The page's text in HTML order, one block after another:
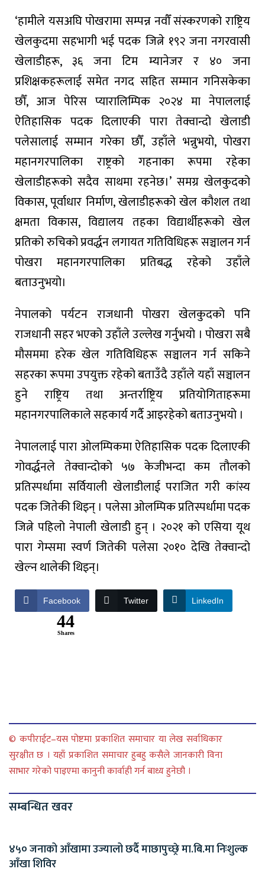
‘हामीले यसअघि पोखरामा सम्पन्न नवौँ संस्करणको राष्ट्रिय
खेलकुदमा सहभागी भई पदक जित्ने १९२ जना नगरवासी
खेलाडीहरू, ३६ जना टिम म्यानेजर र ४० जना
प्रशिक्षकहरूलाई समेत नगद सहित सम्मान गनिसकेका
छौँ, आज पेरिस प्यारालिम्पिक २०२४ मा नेपाललाई
ऐतिहासिक पदक दिलाएकी पारा तेक्वान्दो खेलाडी
पलेसालाई सम्मान गरेका छौँ, उहाँले भन्नुभयो, पोखरा
महानगरपालिका राष्ट्रको गहनाका रूपमा रहेका
खेलाडीहरूको सदैव साथमा रहनेछ।’ समग्र खेलकुदको
विकास, पूर्वाधार निर्माण, खेलाडीहरूको खेल कौशल तथा
क्षमता विकास, विद्यालय तहका विद्यार्थीहरूको खेल
प्रतिको रुचिको प्रवर्द्धन लगायत गतिविधिहरू सञ्चालन गर्न
पोखरा महानगरपालिका प्रतिबद्ध रहेको उहाँले
बताउनुभयो।
नेपालको पर्यटन राजधानी पोखरा खेलकुदको पनि
राजधानी सहर भएको उहाँले उल्लेख गर्नुभयो । पोखरा सबै
मौसममा हरेक खेल गतिविधिहरू सञ्चालन गर्न सकिने
सहरका रूपमा उपयुक्त रहेको बताउँदै उहाँले यहाँ सञ्चालन
हुने राष्ट्रिय तथा अन्तर्राष्ट्रिय प्रतियोगिताहरूमा
महानगरपालिकाले सहकार्य गर्दै आइरहेको बताउनुभयो ।
नेपाललाई पारा ओलम्पिकमा ऐतिहासिक पदक दिलाएकी
गोवर्द्धनले तेक्वान्दोको ५७ केजीभन्दा कम तौलको
प्रतिस्पर्धामा सर्वियाली खेलाडीलाई पराजित गरी कांस्य
पदक जितेकी थिइन् । पलेसा ओलम्पिक प्रतिस्पर्धामा पदक
जित्ने पहिलो नेपाली खेलाडी हुन् । २०२१ को एसिया यूथ
पारा गेम्समा स्वर्ण जितेकी पलेसा २०१० देखि तेक्वान्दो
खेल्न थालेकी थिइन्।
Facebook Twitter LinkedIn
44
Shares
© कपीराईट–यस पोष्टमा प्रकाशित समाचार या लेख सर्वाधिकार
सुरक्षीत छ । यहाँ प्रकाशित समाचार हुबहु कसैले जानकारी विना
साभार गरेको पाइएमा कानुनी कार्वाही गर्न बाध्य हुनेछौ ।
सम्बन्धित खवर
४५० जनाको आँखामा उज्यालो छर्दै माछापुच्छ्रे मा.बि.मा निःशुल्क
आँखा शिविर